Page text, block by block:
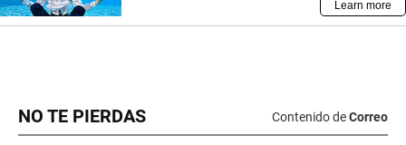
NO TE PIERDAS Contenido deCorreo